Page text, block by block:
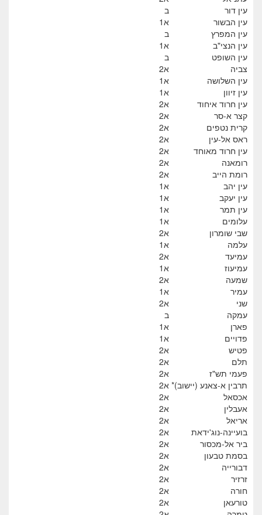
עין דור
ב
עין הבשור
א1
עין המפרץ
ב
עין הנצי"ב
א1
עין השופט
ב
צביה
א2
עין השלושה
א1
עין זיוון
א1
עין חרוד איחוד
א2
קצר א-סר
א2
קרית נטפים
א2
ראס אל-עין
א2
עין חרוד מאוחד
א2
רומאנה
א2
רומת הייב
א2
עין יהב
א1
עין יעקב
א1
עין תמר
א1
עלומים
א1
שבי שומרון
א2
עלמה
א1
עמיעד
א2
עמיעוז
א1
שמעה
א2
עמיר
א1
שני
א2
עמקה
ב
פארן
א1
פדויים
א1
פטיש
א2
תלם
א2
פעמי תש"ז
א2
תרבין א-צאנע (יישוב)* א2
אכסאל
א2
אעבלין
א2
אריאל
א2
בועיינה-נוג'ידאת
א2
ביר אל-מכסור
א2
בסמת טבעון
א2
דבורייה
א2
זרזיר
א2
חורה
א2
טורעאן
א2